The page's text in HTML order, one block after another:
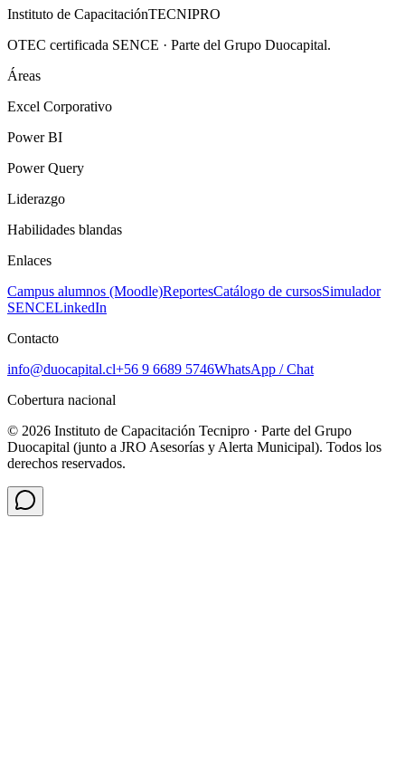
Instituto de CapacitaciónTECNIPRO
OTEC certificada SENCE · Parte del Grupo Duocapital.
Áreas
Excel Corporativo
Power BI
Power Query
Liderazgo
Habilidades blandas
Enlaces
Campus alumnos (Moodle)ReportesCatálogo de cursosSimulador
SENCELinkedIn
Contacto
info@duocapital.cl+56 9 6689 5746WhatsApp / Chat
Cobertura nacional
© 2026 Instituto de Capacitación Tecnipro · Parte del Grupo
Duocapital (junto a JRO Asesorías y Alerta Municipal). Todos los
derechos reservados.